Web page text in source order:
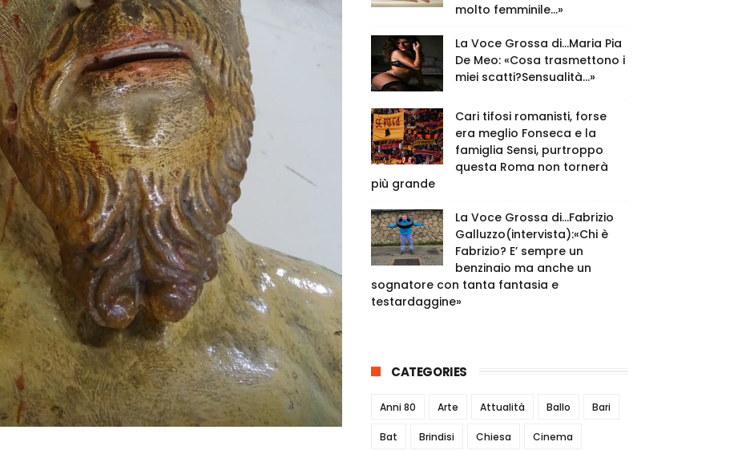
molto femminile…»
La Voce Grossa di…Maria Pia
De Meo: «Cosa trasmettono i
miei scatti?Sensualità…»
Cari tifosi romanisti, forse
era meglio Fonseca e la
famiglia Sensi, purtroppo
questa Roma non tornerà
più grande
La Voce Grossa di…Fabrizio
Galluzzo(intervista):«Chi è
Fabrizio? E’ sempre un
benzinaio ma anche un
sognatore con tanta fantasia e
testardaggine»
CATEGORIES
Anni 80 Arte Attualità Ballo Bari
Bat Brindisi Chiesa Cinema